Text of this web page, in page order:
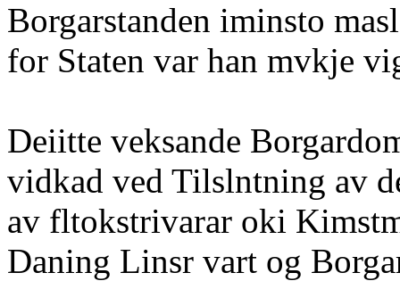
Borgarstanden iminsto
for Staten var han mvkje
Deiitte veksande
vidkad ved Tilslntning av
av fltokstrivarar oki
Daning Linsr vart og